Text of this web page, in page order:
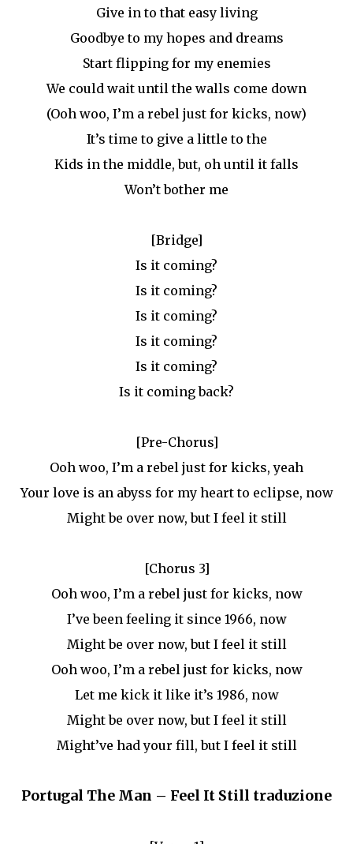
Give in to that easy living
Goodbye to my hopes and dreams
Start flipping for my enemies
We could wait until the walls come down
(Ooh woo, I’m a rebel just for kicks, now)
It’s time to give a little to the
Kids in the middle, but, oh until it falls
Won’t bother me
[Bridge]
Is it coming?
Is it coming?
Is it coming?
Is it coming?
Is it coming?
Is it coming back?
[Pre-Chorus]
Ooh woo, I’m a rebel just for kicks, yeah
Your love is an abyss for my heart to eclipse, now
Might be over now, but I feel it still
[Chorus 3]
Ooh woo, I’m a rebel just for kicks, now
I’ve been feeling it since 1966, now
Might be over now, but I feel it still
Ooh woo, I’m a rebel just for kicks, now
Let me kick it like it’s 1986, now
Might be over now, but I feel it still
Might’ve had your fill, but I feel it still
Portugal The Man – Feel It Still traduzione